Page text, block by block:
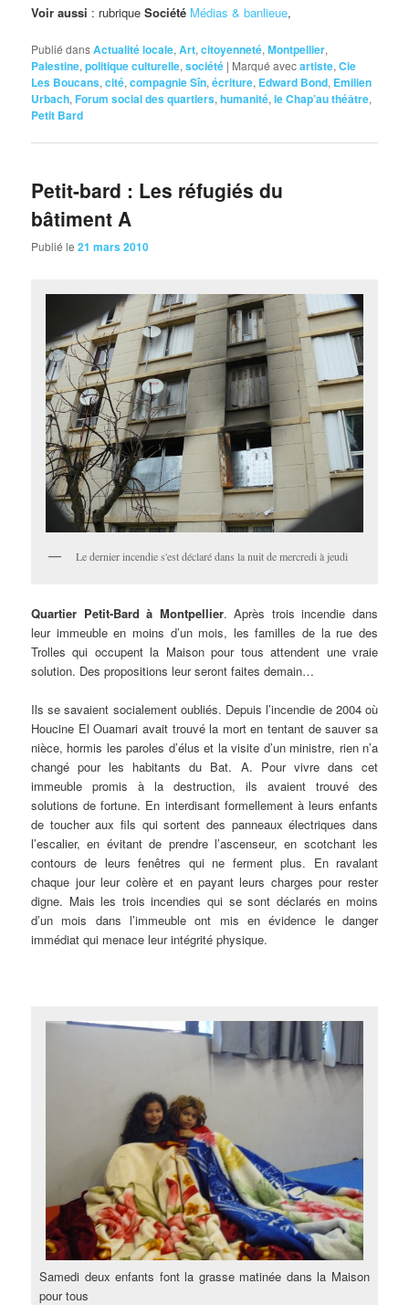
Voir aussi : rubrique Société Médias & banlieue,
Publié dansActualité locale,Art,citoyenneté,Montpellier,
Palestine,politique culturelle,société | Marqué avecartiste,Cie
Les Boucans,cité,compagnie Sîn,écriture, Edward Bond, Emilien
Urbach,Forum social des quartiers,humanité,le Chap’au théâtre,
Petit Bard
Petit-bard : Les réfugiés du
bâtiment A
Publié le21 mars 2010
Le dernier incendie s'est déclaré dans la nuit de mercredi à jeudi
Quartier Petit-Bard à Montpellier. Après trois incendie dans
leur immeuble en moins d’un mois, les familles de la rue des
Trolles qui occupent la Maison pour tous attendent une vraie
solution. Des propositions leur seront faites demain…
Ils se savaient socialement oubliés. Depuis l’incendie de 2004 où
Houcine El Ouamari avait trouvé la mort en tentant de sauver sa
nièce, hormis les paroles d’élus et la visite d’un ministre, rien n’a
changé pour les habitants du Bat. A. Pour vivre dans cet
immeuble promis à la destruction, ils avaient trouvé des
solutions de fortune. En interdisant formellement à leurs enfants
de toucher aux fils qui sortent des panneaux électriques dans
l’escalier, en évitant de prendre l’ascenseur, en scotchant les
contours de leurs fenêtres qui ne ferment plus. En ravalant
chaque jour leur colère et en payant leurs charges pour rester
digne. Mais les trois incendies qui se sont déclarés en moins
d’un mois dans l’immeuble ont mis en évidence le danger
immédiat qui menace leur intégrité physique.
Samedi deux enfants font la grasse matinée dans la Maison
pour tous